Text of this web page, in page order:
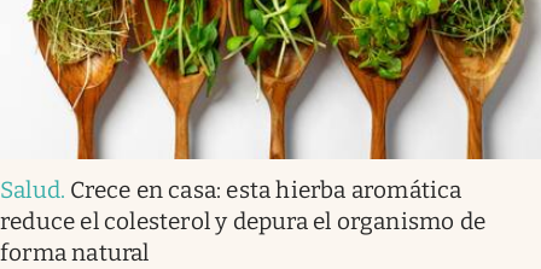
Salud. Crece en casa: esta hierba aromática
reduce el colesterol y depura el organismo de
forma natural